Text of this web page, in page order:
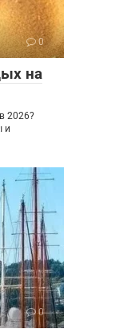
0
на
2026?
и
0